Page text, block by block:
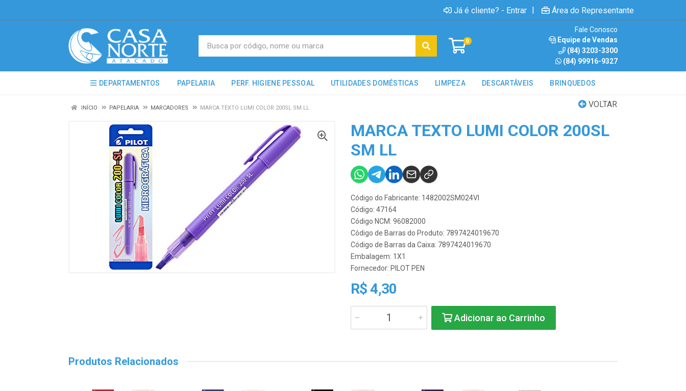
Já é cliente? - Entrar | Área do Representante
0
Fale Conosco
Equipe de Vendas
(84) 3203-3300
(84) 99916-9327
DEPARTAMENTOS PAPELARIA PERF. HIGIENE PESSOAL UTILIDADES DOMÉSTICAS LIMPEZA DESCARTÁVEIS BRINQUEDOS
VOLTAR
INÍCIO PAPELARIA MARCADORES MARCA TEXTO LUMI COLOR 200SL SM LL
MARCA TEXTO LUMI COLOR 200SL
SM LL
Código do Fabricante: 1482002SM024VI
Código: 47164
Código NCM: 96082000
Código de Barras do Produto: 7897424019670
Código de Barras da Caixa: 7897424019670
Embalagem: 1X1
Fornecedor: PILOT PEN
R$ 4,30
Adicionar ao Carrinho
Produtos Relacionados